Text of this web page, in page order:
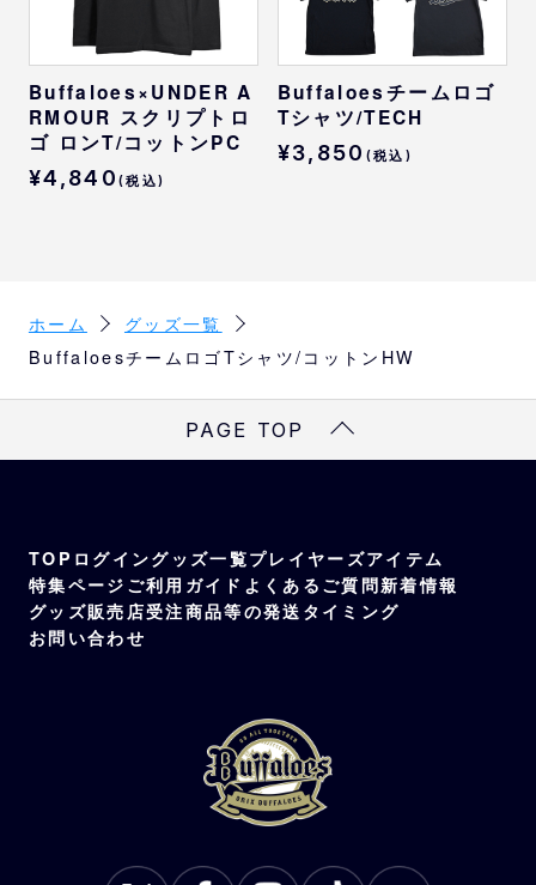
Buffaloes×UNDER A
RMOUR スクリプトロ
ゴ ロンT/コットンPC
¥4,840 (税込)
Buffaloesチームロゴ
Tシャツ/TECH
¥3,850 (税込)
ホーム
グッズ一覧
BuffaloesチームロゴTシャツ/コットンHW
PAGE TOP
TOP ログイングッズ一覧プレイヤーズアイテム
特集ページ ご利用ガイド よくあるご質問新着情報
グッズ販売店受注商品等の発送タイミング
お問い合わせ